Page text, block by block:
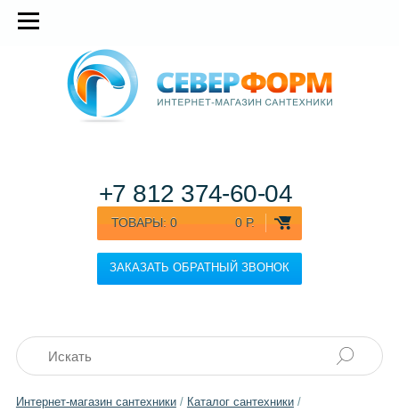
ТОВАРЫ: 0 0 Р.
ЗАКАЗАТЬ ОБРАТНЫЙ ЗВОНОК
+7 812 374-60-04
Интернет-магазин сантехники/ Каталог сантехники/